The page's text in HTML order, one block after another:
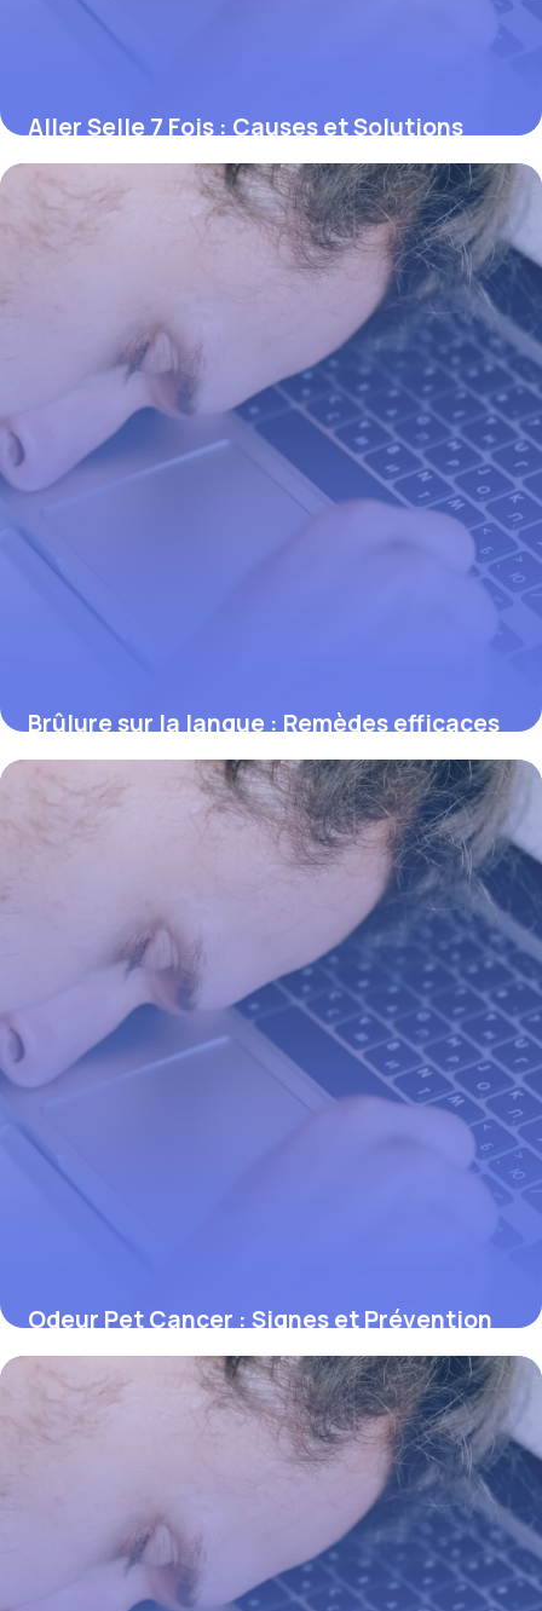
Aller Selle 7 Fois : Causes et Solutions
2026
3 juin 2026
Brûlure sur la langue : Remèdes efficaces
2 juin 2026
Odeur Pet Cancer : Signes et Prévention
1 juin 2026